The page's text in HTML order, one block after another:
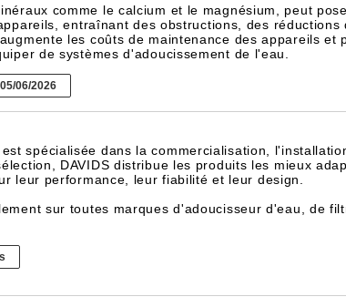
comme le calcium et le magnésium, peut
entraînant des obstructions, des
les coûts de maintenance des appareils
de systèmes d'adoucissement de l'eau.
06/2026
, est spécialisée dans la commercialisation,
DAVIDS distribue les produits les mieux
leur performance, leur fiabilité et leur design.
sur toutes marques d'adoucisseur d'eau, de